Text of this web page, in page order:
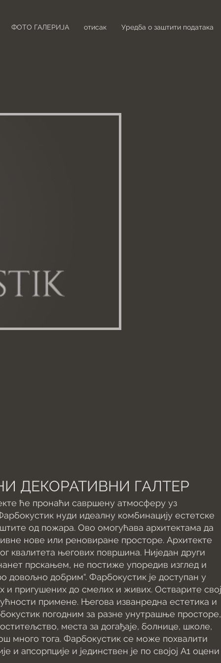
ФОТО ГАЛЕРИЈА отисак Уредба о заштити података
ДЕКОРАТИВНИ ГАЛТЕР
ће пронаћи савршену атмосферу уз
нуди идеалну комбинацију естетске
од пожара. Ово омогућава архитектама да
нове или реновиране просторе. Архитекте
квалитета његових површина. Ниједан други
прскањем, не постиже упоредив изглед и
довољно добрим“. Фарбокустик је доступан у
и пригушених до смелих и живих. Остварите
примене. Његова изванредна естетика и
погодним за разне унутрашње просторе,
места за догађаје, болнице, школе,
много тога. Фарбокустик се може похвалити
и апсорпције и јединствен је по својој А1 оцени